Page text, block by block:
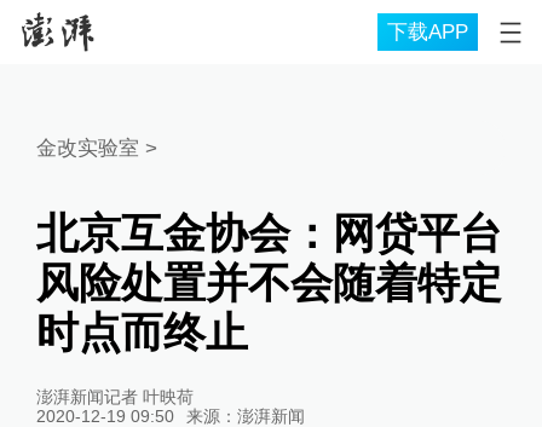
下载APP
金改实验室 >
北京互金协会：网贷平台
风险处置并不会随着特定
时点而终止
澎湃新闻记者 叶映荷
2020-12-19 09:50
来源： 澎湃新闻